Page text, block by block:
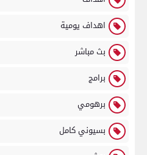
اهداف يومية
بث مباشر
برامج
برهومي
بسيوني كامل